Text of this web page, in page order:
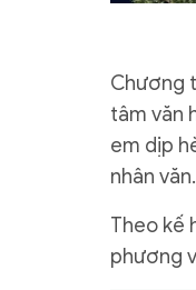
Chương
tâm văn
em dịp
nhân văn.
Theo kế
phương